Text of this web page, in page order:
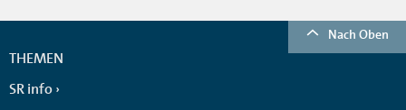
Nach Oben
THEMEN
SR info